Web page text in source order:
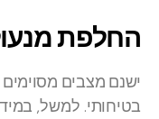
החלפת
ישנם מצבים
בטיחותי. למשל,